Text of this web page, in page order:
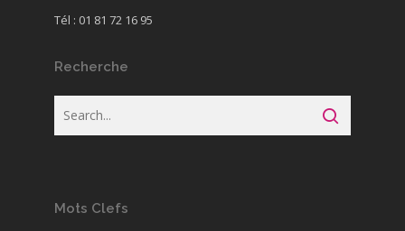
Tél : 01 81 72 16 95
Recherche
Mots Clefs